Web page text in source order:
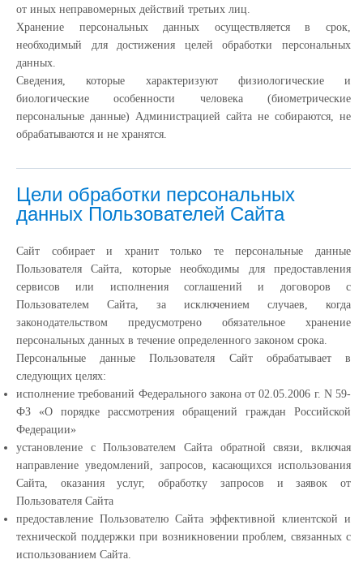
от иных неправомерных действий третьих лиц.
Хранение персональных данных осуществляется в срок,
необходимый для достижения целей обработки персональных
данных.
Сведения, которые характеризуют физиологические и
биологические особенности человека (биометрические
персональные данные) Администрацией сайта не собираются, не
обрабатываются и не хранятся.
Цели обработки персональных
данных Пользователей Сайта
Сайт собирает и хранит только те персональные данные
Пользователя Сайта, которые необходимы для предоставления
сервисов или исполнения соглашений и договоров с
Пользователем Сайта, за исключением случаев, когда
законодательством предусмотрено обязательное хранение
персональных данных в течение определенного законом срока.
Персональные данные Пользователя Сайт обрабатывает в
следующих целях:
исполнение требований Федерального закона от 02.05.2006 г. N 59-
ФЗ «О порядке рассмотрения обращений граждан Российской
Федерации»
установление с Пользователем Сайта обратной связи, включая
направление уведомлений, запросов, касающихся использования
Сайта, оказания услуг, обработку запросов и заявок от
Пользователя Сайта
предоставление Пользователю Сайта эффективной клиентской и
технической поддержки при возникновении проблем, связанных с
использованием Сайта.